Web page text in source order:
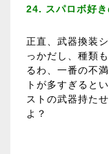
24. スパロボ好
正直、武器換装
っかだし、種類
るわ、一番の不
トが多すぎると
ストの武器持た
よ？